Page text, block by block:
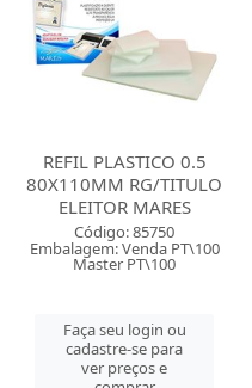
REFIL PLASTICO 0.5
80X110MM RG/TITULO
ELEITOR MARES
Código: 85750
Embalagem: Venda PT\100
Master PT\100
Faça seu login ou
cadastre-se para
ver preços e